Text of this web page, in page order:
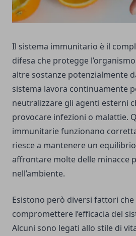
Il sistema immunitario è il
difesa che protegge
altre sostanze potenzialmente
sistema lavora continuamente
neutralizzare gli agenti esterni
provocare infezioni o malattie.
immunitarie funzionano
riesce a mantenere un
affrontare molte delle minacce
nell’ambiente.
Esistono però diversi fattori
compromettere l’efficacia del
Alcuni sono legati allo stile di